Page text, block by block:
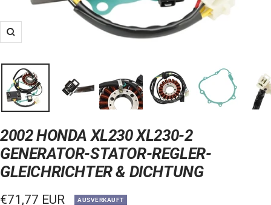
Zoom
2002 HONDA XL230 XL230-2
GENERATOR-STATOR-REGLER-
GLEICHRICHTER & DICHTUNG
Verkaufspreis
€71,77 EUR AUSVERKAUFT